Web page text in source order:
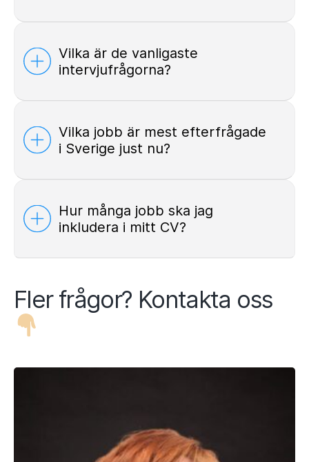
Vilka är de vanligaste
intervjufrågorna?
Vilka jobb är mest efterfrågade
i Sverige just nu?
Hur många jobb ska jag
inkludera i mitt CV?
Fler frågor? Kontakta oss